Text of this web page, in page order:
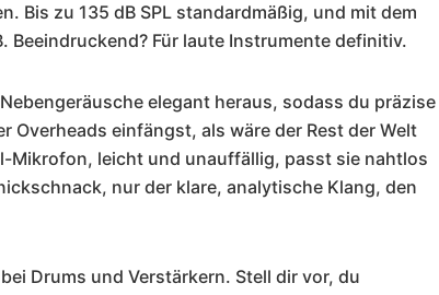
Bis zu 135 dB SPL standardmäßig, und mit dem
Beeindruckend? Für laute Instrumente definitiv.
elegant heraus, sodass du präzise
Overheads einfängst, als wäre der Rest der Welt
Mikrofon, leicht und unauffällig, passt sie nahtlos
nur der klare, analytische Klang, den
Drums und Verstärkern. Stell dir vor, du